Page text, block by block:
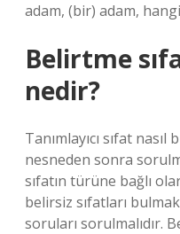
adam, (bir) adam,
Belirtme
nedir?
Tanımlayıcı sıfat
nesneden sonra
sıfatın türüne bağlı
belirsiz sıfatları
soruları sorulmalıdır.